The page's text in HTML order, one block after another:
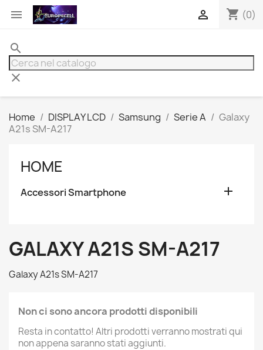
 shopping_cart (0)

search
clear
Home DISPLAY LCD Samsung Serie A
Galaxy
A21s SM-A217
HOME
Accessori Smartphone 
GALAXY A21S SM-A217
Galaxy A21s SM-A217
Non ci sono ancora prodotti disponibili
Resta in contatto! Altri prodotti verranno mostrati qui
non appena saranno stati aggiunti.